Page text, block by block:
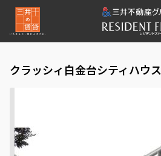
クラッシィ白金台シティハウス